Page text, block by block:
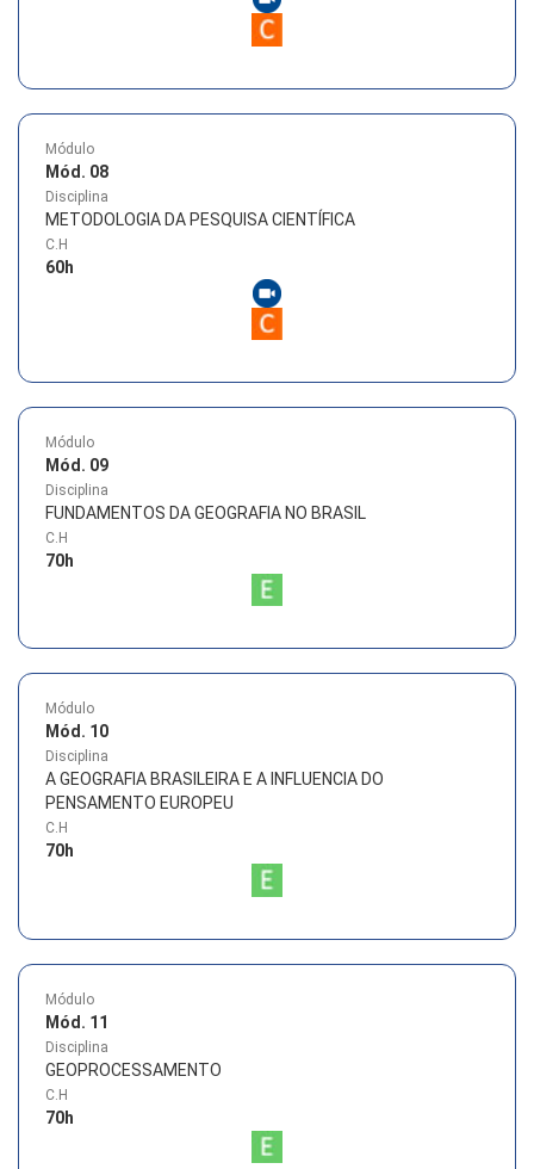
Módulo
Mód. 08
Disciplina
METODOLOGIA DA PESQUISA CIENTÍFICA
C.H
60h
Módulo
Mód. 09
Disciplina
FUNDAMENTOS DA GEOGRAFIA NO BRASIL
C.H
70h
Módulo
Mód. 10
Disciplina
A GEOGRAFIA BRASILEIRA E A INFLUENCIA DO
PENSAMENTO EUROPEU
C.H
70h
Módulo
Mód. 11
Disciplina
GEOPROCESSAMENTO
C.H
70h